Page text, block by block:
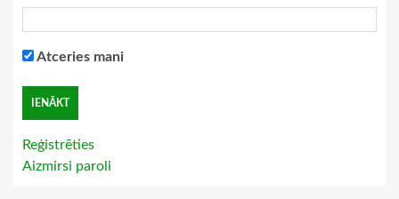
Atceries mani
Reģistrēties
Aizmirsi paroli